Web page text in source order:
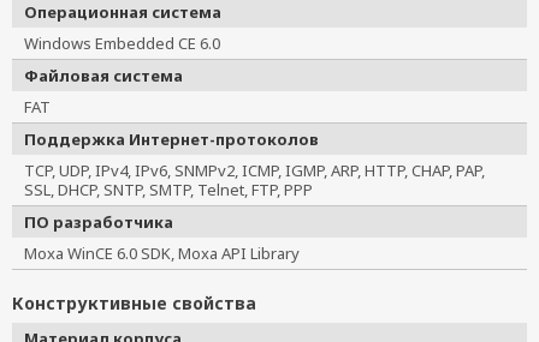
Операционная система
Windows Embedded CE 6.0
Файловая система
FAT
Поддержка Интернет-протоколов
TCP, UDP, IPv4, IPv6, SNMPv2, ICMP, IGMP, ARP, HTTP, CHAP, PAP,
SSL, DHCP, SNTP, SMTP, Telnet, FTP, PPP
ПО разработчика
Moxa WinCE 6.0 SDK, Moxa API Library
Конструктивные свойства